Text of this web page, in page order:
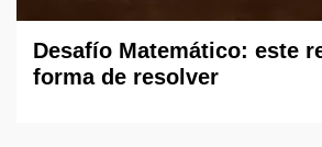
Desafío Matemático: este
forma de resolver